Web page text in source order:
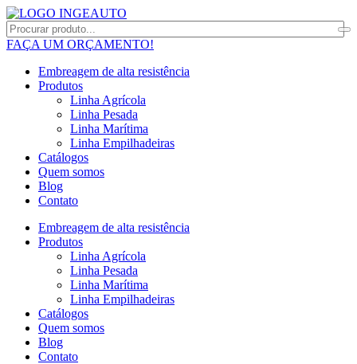
FAÇA UM ORÇAMENTO!
Embreagem de alta resistência
Produtos
Linha Agrícola
Linha Pesada
Linha Marítima
Linha Empilhadeiras
Catálogos
Quem somos
Blog
Contato
Embreagem de alta resistência
Produtos
Linha Agrícola
Linha Pesada
Linha Marítima
Linha Empilhadeiras
Catálogos
Quem somos
Blog
Contato